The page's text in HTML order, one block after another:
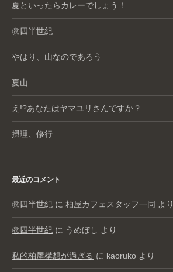
夏といったらカレーでしょう！
㊗️四半世紀
やはり、山なのであろう
夏山
え!?あなたはヤマユリさんですか？
摂理、修行
最近のコメント
㊗️四半世紀 に 柏屋カフェスタッフ一同 より
㊗️四半世紀 に うめぼし より
私的柏屋構想が過ぎる に kaoruko より